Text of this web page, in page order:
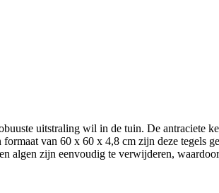
uitstraling wil in de tuin. De antraciete
van 60 x 60 x 4,8 cm zijn deze tegels
algen zijn eenvoudig te verwijderen,